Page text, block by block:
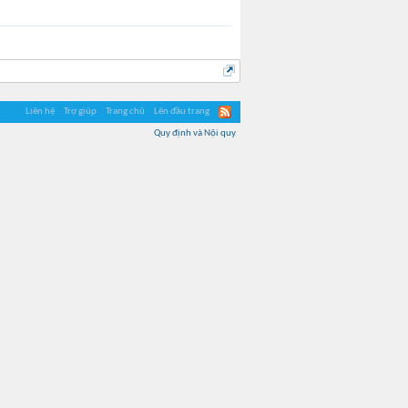
Liên hệ Trợ giúp Trang chủ Lên đầu trang
Quy định và Nội quy